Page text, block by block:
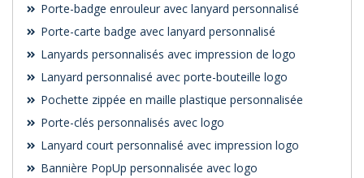
Porte-badge enrouleur avec lanyard personnalisé
Porte-carte badge avec lanyard personnalisé
Lanyards personnalisés avec impression de logo
Lanyard personnalisé avec porte-bouteille logo
Pochette zippée en maille plastique personnalisée
Porte-clés personnalisés avec logo
Lanyard court personnalisé avec impression logo
Bannière PopUp personnalisée avec logo